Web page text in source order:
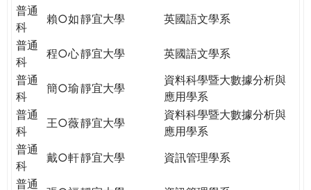
普通
科
賴○如靜宜大學
英國語文學系
普通
科
程○心靜宜大學
英國語文學系
普通
科
簡○瑜靜宜大學
資料科學暨大數據分析與
應用學系
普通
科
王○薇靜宜大學
資料科學暨大數據分析與
應用學系
普通
科
戴○軒靜宜大學
資訊管理學系
普通